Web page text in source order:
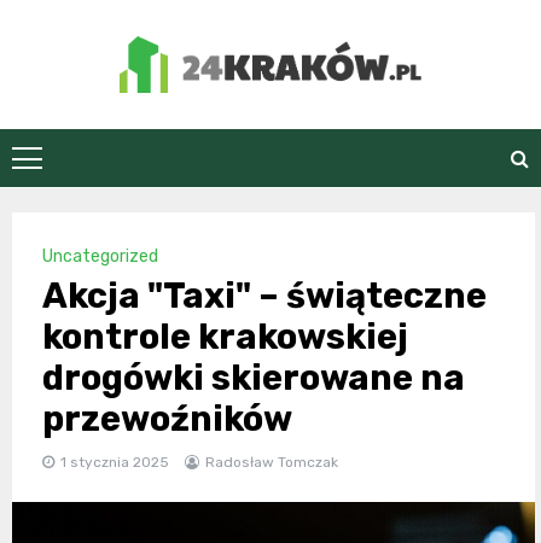
24Kraków.pl
Uncategorized
Akcja "Taxi" – świąteczne
kontrole krakowskiej
drogówki skierowane na
przewoźników
1 stycznia 2025 Radosław Tomczak